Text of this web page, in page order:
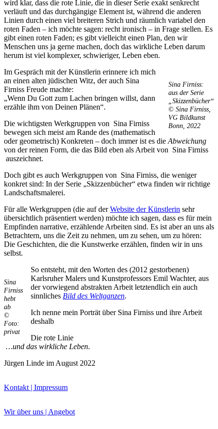
Buchtipps von Prof. Uli Rothfuss
Buchbesprechungen von Harald Schwiers
Kunstausflüge mit Sigrid Balke
Marc Peschke – Out of The Länd
Buchtipps von Uli Rothfuss
Frederick D. Bunsen – Kunst
Bildergeschichten von Jürgen Linde und Dietmar
Zankel
Kunsttheorie: Kunstführer und Flugschwein
Kunst geht weiter.
wird klar, dass die rote Linie, die in dieser Serie exakt senkrecht
verläuft und das durchgängige Element ist, während die anderen
Linien durch einen viel breiteren Strich und räumlich variabel den
roten Faden – ich möchte sagen: recht ironisch – in Frage stellen. Es
gibt einen roten Faden; es gibt vielleicht einen Plan, den wir
Menschen uns ja gerne machen, doch das wirkliche Leben darum
herum ist viel komplexer, schwieriger, Leben eben.
Sina Firniss:
aus der Serie
„Skizzenbücher“
© Sina Firniss,
VG Bildkunst
Bonn, 2022
Im Gespräch mit der Künstlerin erinnere ich mich
an einen alten jüdischen Witz, der auch Sina
Firniss Freude machte:
„Wenn Du Gott zum Lachen bringen willst, dann
erzähle ihm von Deinen Plänen“.
Die wichtigsten Werkgruppen von Sina Firniss
bewegen sich meist am Rande des (mathematisch
oder geometrisch) Konkreten – doch immer ist es die Abweichung
von der reinen Form, die das Bild eben als Arbeit von Sina Firniss
auszeichnet.
Doch gibt es auch Werkgruppen von Sina Firniss, die weniger
konkret sind: In der Serie „Skizzenbücher“ etwa finden wir richtige
Landschaftsmalerei.
Für alle Werkgruppen (die auf derWebsite der Künstlerin sehr
übersichtlich präsentiert werden) möchte ich sagen, dass es für mein
Empfinden narrative, erzählende Arbeiten sind. Es ist aber an uns als
Betrachtern, uns die Zeit zu nehmen, um zu sehen, um zu hören:
Die Geschichten, die die Kunstwerke erzählen, finden wir in uns
selbst.
Sina
Firniss
hebt
ab
©
Foto:
privat
So entsteht, mit den Worten des (2012 gestorbenen)
Karlsruher Malers und Kunstprofessors Emil Wachter, aus
der vorwiegend abstrakten Arbeit letztendlich ein auch
sinnliches Bild des Weltganzen.
Ich nenne mein Porträt über Sina Firniss und ihre Arbeit
deshalb
Die rote Linie
…und das wirkliche Leben.
Jürgen Linde im August 2022
Kontakt | Impressum
Wir über uns | Angebot